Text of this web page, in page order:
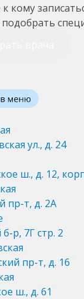
кому
ул., д. 24
ш., д. 12,
пр-т, д. 2А
р, 7Г стр. 2
пр-т, д. 16
ш., д. 61